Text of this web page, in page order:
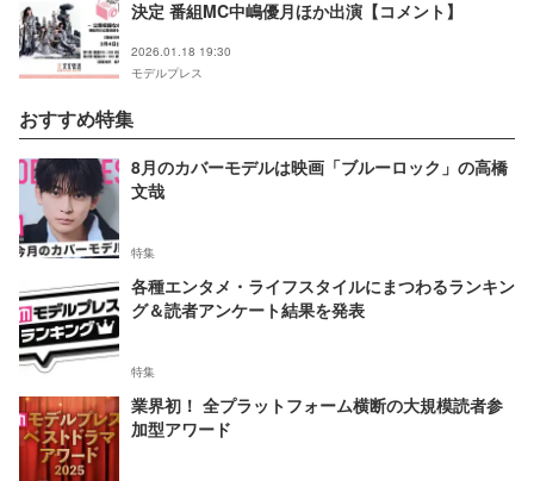
決定 番組MC中嶋優月ほか出演【コメント】
2026.01.18 19:30
モデルプレス
おすすめ特集
8月のカバーモデルは映画「ブルーロック」の高橋
文哉
特集
各種エンタメ・ライフスタイルにまつわるランキン
グ＆読者アンケート結果を発表
特集
業界初！ 全プラットフォーム横断の大規模読者参
加型アワード